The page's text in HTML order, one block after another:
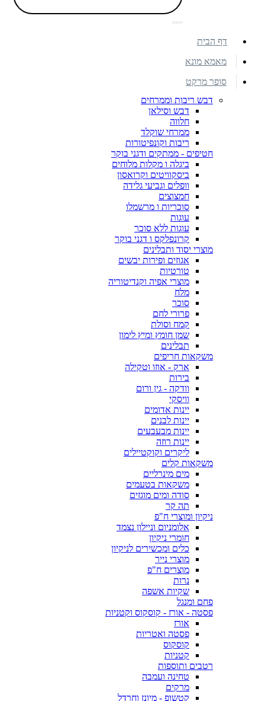
דף הבית
מאמא מונא
סופר מרקט
דבש ריבות וממרחים
דבש וסילאן
חלווה
ממרחי שוקלד
ריבות וקונפיטורות
חטיפים - ממתקים ודגני בוקר
ביגלה ו מקלות מלוחים
ביסקוויטים וקרואסון
וופלים וגביעי גלידה
חמצוצים
סוכריות ו מרשמלו
עוגות
עוגות ללא סוכר
קרונפלקס ו דגני בוקר
מוצרי יסוד ותבלינים
אגוזים ופירות יבשים
טורטיות
מוצרי אפיה וקנדיטוריה
מלח
סוכר
פרורי לחם
קמח וסולת
שמן חומץ ומיץ לימון
תבלינים
משקאות חריפים
ארק - אוזו וטקילה
בירות
וודקה - גין ורום
וויסקי
יינות אדומים
יינות לבנים
יינות מבעבעים
יינות רוזה
ליקרים וקוקטיילים
משקאות קלים
מים מינרליים
משקאות בטעמים
סודה ומים מוגזים
תה קר
ניקיון ומוצרי ח"פ
אלומניום וניילון נצמד
חומרי ניקיון
כלים ומכשירים לניקיון
מוצרי נייר
מוצרים ח"פ
נרות
שקיות אשפה
פחם ומנגל
פסטה - אורז - קוסקוס וקטניות
אורז
פסטה ואטריות
קוסקוס
קטניות
רטבים ותוספות
טחינה ועמבה
מרקים
קטשופ - מיונז וחרדל